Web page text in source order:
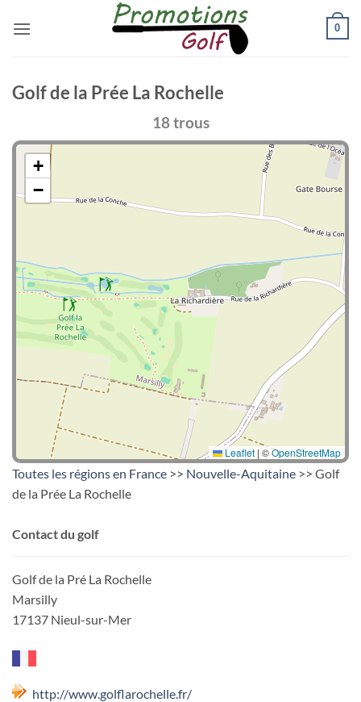
0
Golf de la Prée La Rochelle
18 trous
+
−
Leaflet | ©OpenStreetMap
Toutes les régions en France >> Nouvelle-Aquitaine >> Golf
de la Prée La Rochelle
Contact du golf
Golf de la Pré La Rochelle
Marsilly
17137 Nieul-sur-Mer
http://www.golflarochelle.fr/